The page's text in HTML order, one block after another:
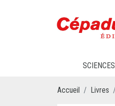
SCIENCES
Accueil Livres